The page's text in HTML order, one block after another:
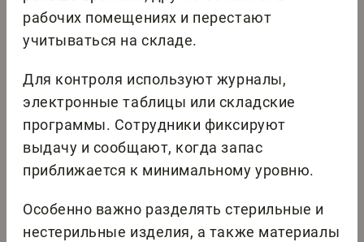
рабочих помещениях и перестают
учитываться на складе.
Для контроля используют журналы,
электронные таблицы или складские
программы. Сотрудники фиксируют
выдачу и сообщают, когда запас
приближается к минимальному уровню.
Особенно важно разделять стерильные и
нестерильные изделия, а также материалы